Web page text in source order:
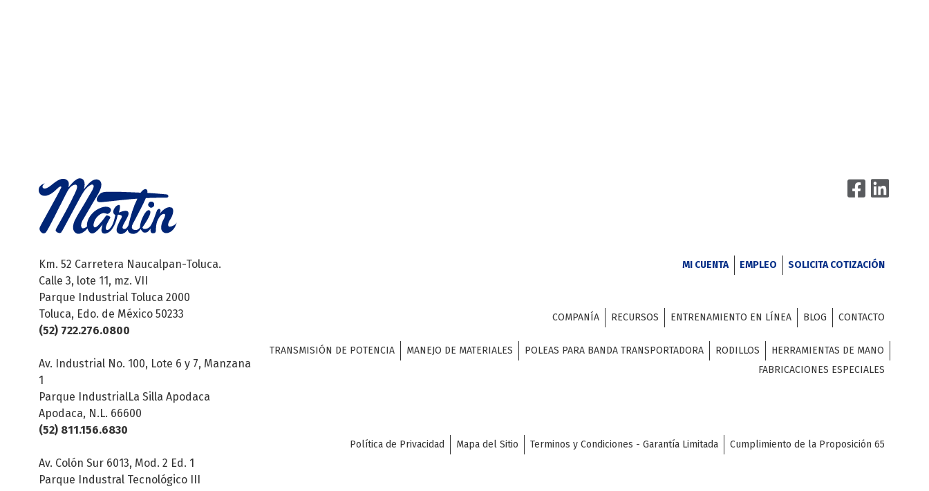
Km. 52 Carretera Naucalpan-Toluca.
Calle 3, lote 11, mz. VII
Parque Industrial Toluca 2000
Toluca, Edo. de México 50233
(52) 722.276.0800
Av. Industrial No. 100, Lote 6 y 7, Manzana
1
Parque IndustrialLa Silla Apodaca
Apodaca, N.L. 66600
(52) 811.156.6830
Av. Colón Sur 6013, Mod. 2 Ed. 1
Parque Industral Tecnológico III
MI CUENTA EMPLEO SOLICITA COTIZACIÓN
COMPANÍA RECURSOS ENTRENAMIENTO EN LÍNEA BLOG CONTACTO
TRANSMISIÓN DE POTENCIA MANEJO DE MATERIALES POLEAS PARA BANDA TRANSPORTADORA RODILLOS
HERRAMIENTAS DE MANO
FABRICACIONES ESPECIALES
Política de Privacidad Mapa del Sitio Terminos y Condiciones - Garantía Limitada Cumplimiento de la Proposición 65